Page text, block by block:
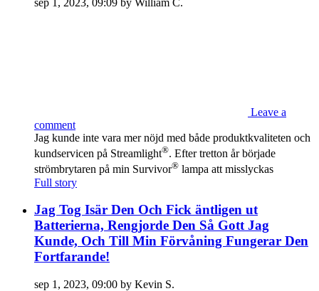
sep 1, 2023, 09:09 by William C.
Leave a
comment
Jag kunde inte vara mer nöjd med både produktkvaliteten och
kundservicen på Streamlight®. Efter tretton år började
strömbrytaren på min Survivor® lampa att misslyckas
Full story
Jag Tog Isär Den Och Fick äntligen ut
Batterierna, Rengjorde Den Så Gott Jag
Kunde, Och Till Min Förvåning Fungerar Den
Fortfarande!
sep 1, 2023, 09:00 by Kevin S.